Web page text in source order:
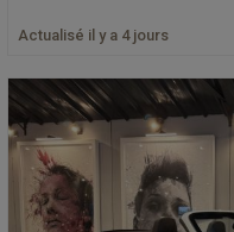
Actualisé il y a 4 jours